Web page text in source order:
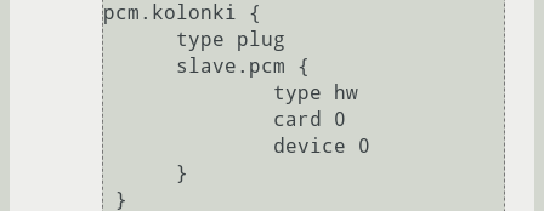
pcm.kolonki {